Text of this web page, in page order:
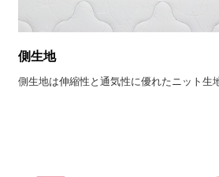
側生地
側生地は伸縮性と通気性に優れたニット生